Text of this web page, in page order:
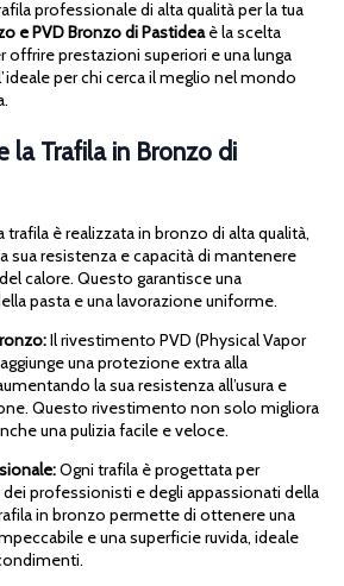
professionale di alta qualità per la tua
e PVD Bronzo di Pastideaè la scelta
offrire prestazioni superiori e una lunga
per chi cerca il meglio nel mondo
la Trafila in Bronzo di
trafila è realizzata in bronzo di alta qualità,
sua resistenza e capacità di mantenere
calore. Questo garantisce una
pasta e una lavorazione uniforme.
Il rivestimento PVD (Physical Vapor
una protezione extra alla
la sua resistenza all’usura e
Questo rivestimento non solo migliora
una pulizia facile e veloce.
Ogni trafila è progettata per
professionisti e degli appassionati della
in bronzo permette di ottenere una
e una superficie ruvida, ideale